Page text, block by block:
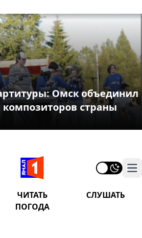
Омск объединил
страны
ЧИТАТЬ
СЛУШАТЬ
ПОГОДА